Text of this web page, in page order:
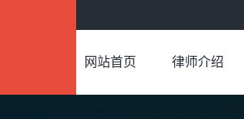
网站首页 律师介绍